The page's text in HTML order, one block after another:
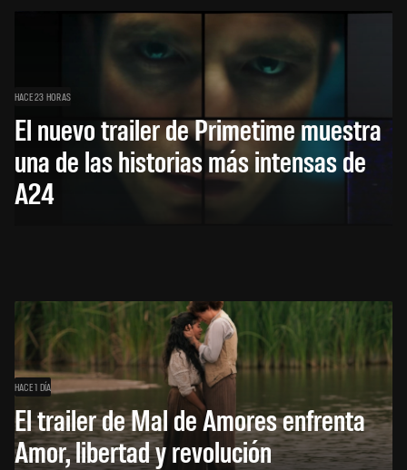
HACE 23 HORAS
El nuevo trailer de Primetime muestra
una de las historias más intensas de
A24
HACE 1 DÍA
El trailer de Mal de Amores enfrenta
Amor, libertad y revolución